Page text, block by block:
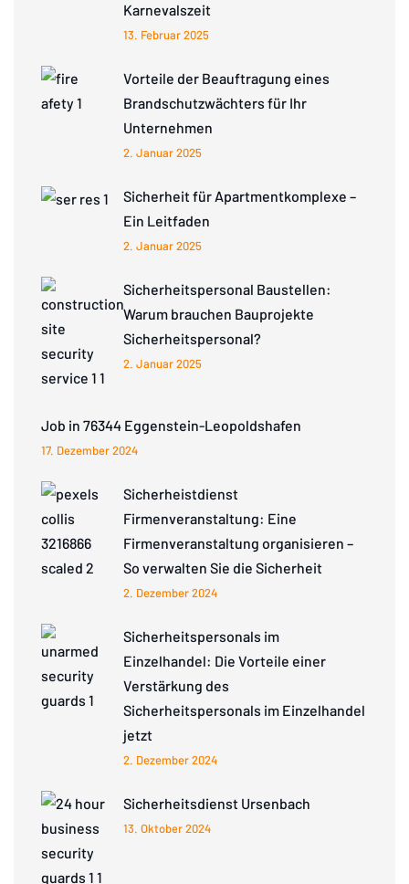
Karnevalszeit
13. Februar 2025
Vorteile der Beauftragung eines
Brandschutzwächters für Ihr
Unternehmen
2. Januar 2025
Sicherheit für Apartmentkomplexe –
Ein Leitfaden
2. Januar 2025
Sicherheitspersonal Baustellen:
Warum brauchen Bauprojekte
Sicherheitspersonal?
2. Januar 2025
Job in 76344 Eggenstein-Leopoldshafen
17. Dezember 2024
Sicherheistdienst
Firmenveranstaltung: Eine
Firmenveranstaltung organisieren –
So verwalten Sie die Sicherheit
2. Dezember 2024
Sicherheitspersonals im
Einzelhandel: Die Vorteile einer
Verstärkung des
Sicherheitspersonals im Einzelhandel
jetzt
2. Dezember 2024
Sicherheitsdienst Ursenbach
13. Oktober 2024